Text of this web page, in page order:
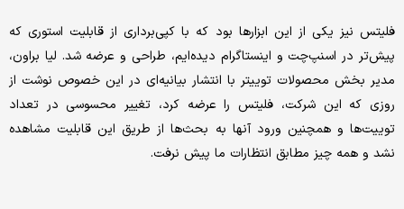
فلیتس نیز یکی از این ابزارها بود که با کپی‌برداری از قابلیت استوری که
پیش‌تر در اسنپ‌چت و اینستاگرام دیده‌ایم، طراحی و عرضه شد. لیا براون،
مدیر بخش محصولات توییتر با انتشار بیانیه‌ای در این خصوص نوشت از
روزی که این شرکت، فلیتس را عرضه کرد، تغییر محسوسی در تعداد
توییت‌ها و همچنین ورود آنها به بحث‌ها از طریق این قابلیت مشاهده
نشد و همه چیز مطابق انتظارات ما پیش نرفت.